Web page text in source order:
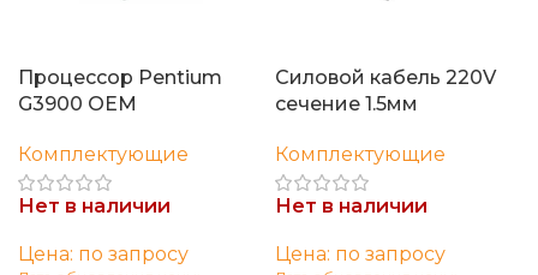
Процессор Pentium
G3900 OEM
Комплектующие
Нет в наличии
Цена: по запросу
Силовой кабель 220V
сечение 1.5мм
Комплектующие
Нет в наличии
Цена: по запросу